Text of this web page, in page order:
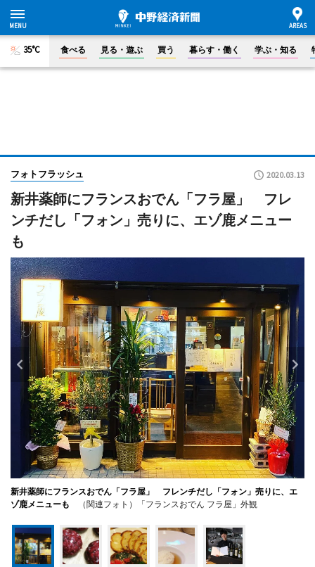
35°C 食べる 見る・遊ぶ 買う 暮らす・働く 学ぶ・知る
フォトフラッシュ 2020.03.13
新井薬師にフランスおでん「フラ屋」 フレ
ンチだし「フォン」売りに、エゾ鹿メニュー
も
新井薬師にフランスおでん「フラ屋」 フレンチだし「フォン」売りに、エ
ゾ鹿メニューも （関連フォト）「フランスおでん フラ屋」外観